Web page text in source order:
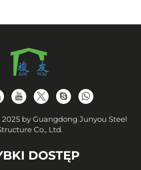
by Guangdong Junyou Steel
Co., Ltd.
DOSTĘP